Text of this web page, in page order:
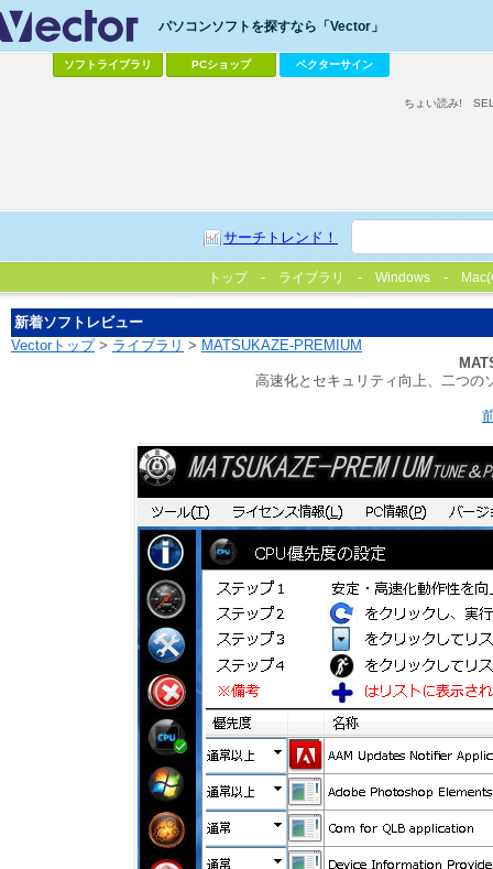
パソコンソフトを探すなら「Vector」
ソフトライブラリ PCショップ ベクターサイン
サーチトレンド！
ちょい読み!
トップ ライブラリ Windows
新着ソフトレビュー
Vectorトップ> ライブラリ > MATSUKAZE-PREMIUM
高速化とセキュリティ向上、二つの